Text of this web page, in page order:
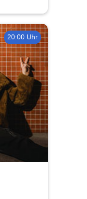
20:00 Uhr